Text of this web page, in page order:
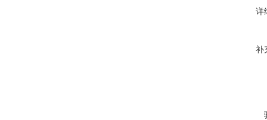
详
补